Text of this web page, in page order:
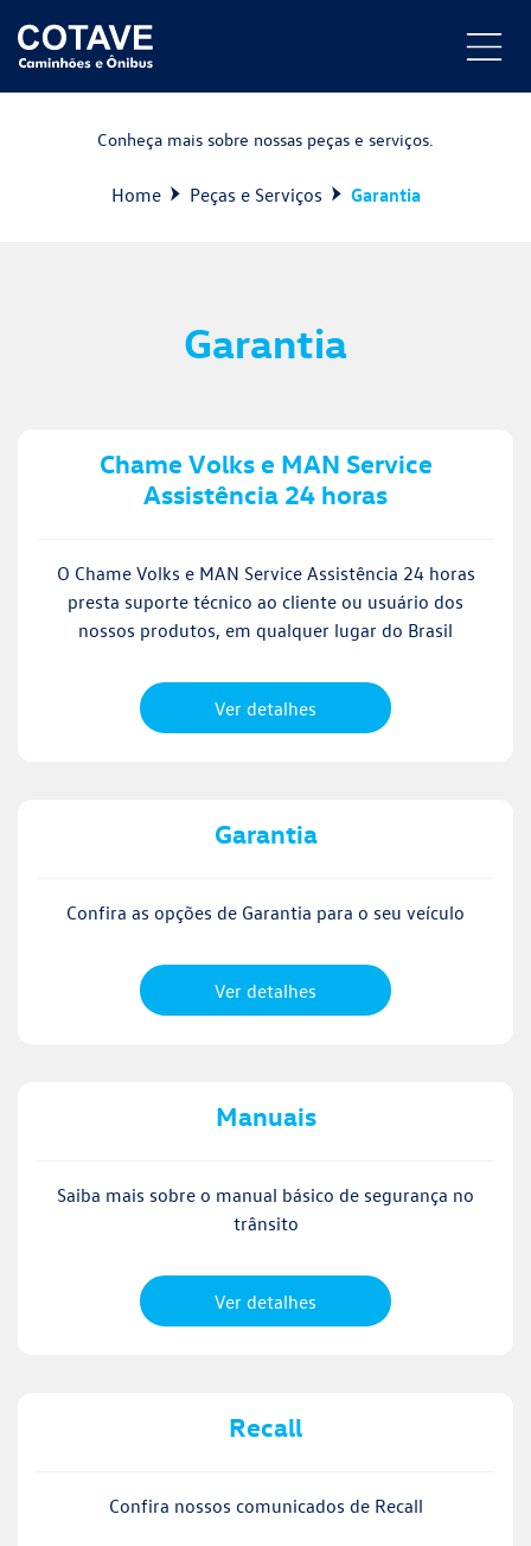
Conheça mais sobre nossas peças e serviços.
Home Peças e Serviços Garantia
Garantia
Chame Volks e MAN Service
Assistência 24 horas
O Chame Volks e MAN Service Assistência 24 horas
presta suporte técnico ao cliente ou usuário dos
nossos produtos, em qualquer lugar do Brasil
Ver detalhes
Garantia
Confira as opções de Garantia para o seu veículo
Ver detalhes
Manuais
Saiba mais sobre o manual básico de segurança no
trânsito
Ver detalhes
Recall
Confira nossos comunicados de Recall